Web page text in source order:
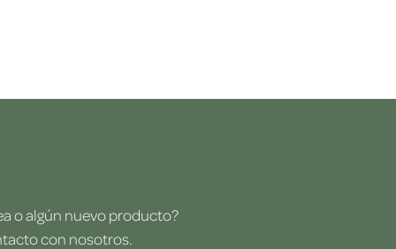
o algún nuevo producto?
con nosotros.